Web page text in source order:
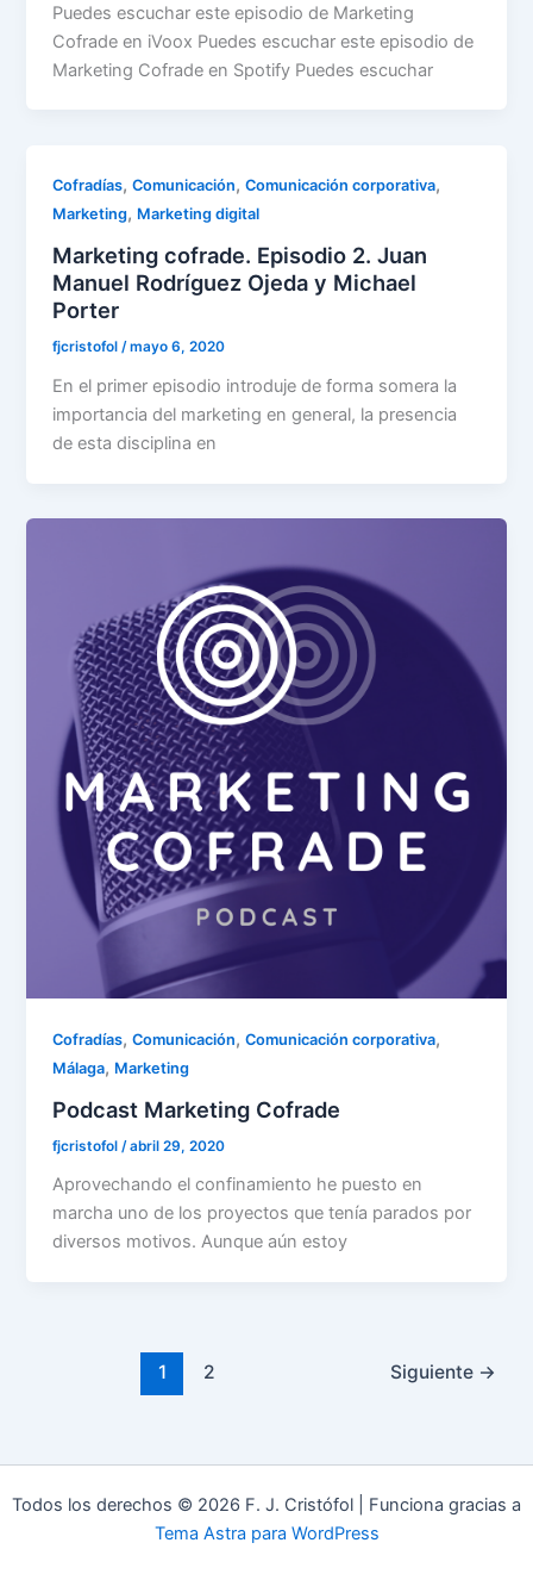
Puedes escuchar este episodio de Marketing
Cofrade en iVoox Puedes escuchar este episodio de
Marketing Cofrade en Spotify Puedes escuchar
Cofradías,Comunicación,Comunicación corporativa,
Marketing, Marketing digital
Marketing cofrade. Episodio 2. Juan
Manuel Rodríguez Ojeda y Michael
Porter
fjcristofol/mayo 6, 2020
En el primer episodio introduje de forma somera la
importancia del marketing en general, la presencia
de esta disciplina en
Cofradías,Comunicación,Comunicación corporativa,
Málaga, Marketing
Podcast Marketing Cofrade
fjcristofol /abril 29, 2020
Aprovechando el confinamiento he puesto en
marcha uno de los proyectos que tenía parados por
diversos motivos. Aunque aún estoy
1 2 Siguiente →
Todos los derechos © 2026 F. J. Cristófol | Funciona gracias a
Tema Astra para WordPress